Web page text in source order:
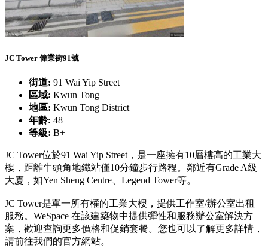
JC Tower 偉業街91號
街道: 91 Wai Yip Street
區域: Kwun Tong
地區: Kwun Tong District
年齡: 48
等級: B+
JC Tower位於91 Wai Yip Street，是一座擁有10層樓高的工業大
樓，距離牛頭角地鐵站僅10分鐘步行路程。鄰近有Grade A級
大廈，如Yen Sheng Centre、Legend Tower等。
JC Tower是單一所有權的工業大樓，提供工作室/辦公室出租
服務。WeSpace 在該建築物中提供彈性和服務辦公室解決方
案，歡迎查詢更多價格和促銷套餐。您也可以了解更多詳情，
請前往我們的官方網站。